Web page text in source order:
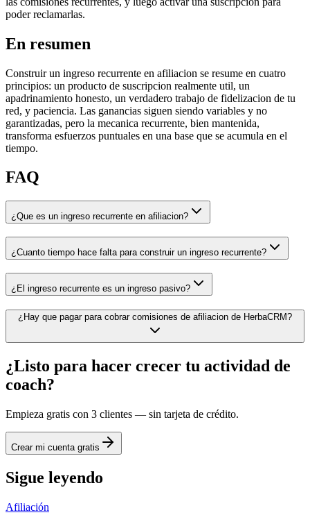
poder reclamarlas.
En resumen
Construir un ingreso recurrente en afiliacion se resume en cuatro
principios: un producto de suscripcion realmente util, un
apadrinamiento honesto, un verdadero trabajo de fidelizacion de tu
red, y paciencia. Las ganancias siguen siendo variables y no
garantizadas, pero la mecanica recurrente, bien mantenida,
transforma esfuerzos puntuales en una base que se acumula en el
tiempo.
FAQ
¿Que es un ingreso recurrente en afiliacion?
¿Cuanto tiempo hace falta para construir un ingreso recurrente?
¿El ingreso recurrente es un ingreso pasivo?
¿Hay que pagar para cobrar comisiones de afiliacion de HerbaCRM?
¿Listo para hacer crecer tu actividad de
coach?
Empieza gratis con 3 clientes — sin tarjeta de crédito.
Crear mi cuenta gratis
Sigue leyendo
Afiliación